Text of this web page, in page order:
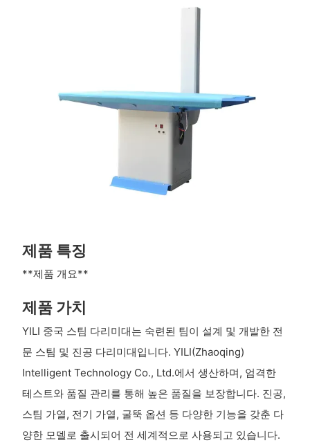
제품 특징
**제품 개요**
제품 가치
YILI 중국 스팀 다리미대는 숙련된 팀이 설계 및 개발한 전
문 스팀 및 진공 다리미대입니다. YILI(Zhaoqing)
Intelligent Technology Co., Ltd.에서 생산하며, 엄격한
테스트와 품질 관리를 통해 높은 품질을 보장합니다. 진공,
스팀 가열, 전기 가열, 굴뚝 옵션 등 다양한 기능을 갖춘 다
양한 모델로 출시되어 전 세계적으로 사용되고 있습니다.